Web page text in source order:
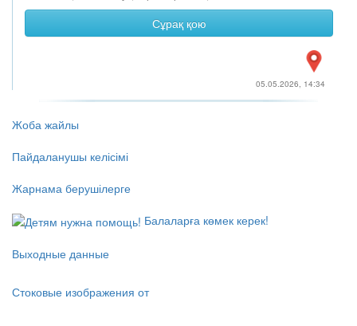
Сұрақ қою
05.05.2026, 14:34
Жоба жайлы
Пайдаланушы келісімі
Жарнама берушілерге
Балаларға көмек керек!
Выходные данные
Стоковые изображения от